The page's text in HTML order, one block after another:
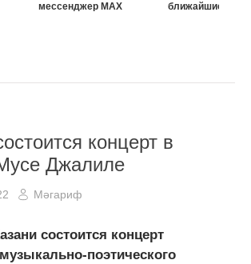
мессенджер MAX
ближайшие три
концерт в
Джалиле
Мәгариф
состоится концерт
поэтического